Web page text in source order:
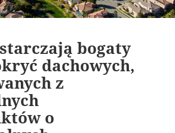
bogaty
dachowych,
z
o